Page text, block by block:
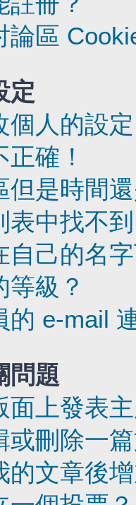
論區
定
個人的設
確！
但是時間
表中找不
自己的名
等級？
的 e-mail
問題
面上發表
或刪除一
的文章後